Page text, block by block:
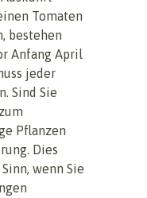
Tomaten
bestehen
Anfang April
jeder
Sind Sie
Pflanzen
Dies
wenn Sie